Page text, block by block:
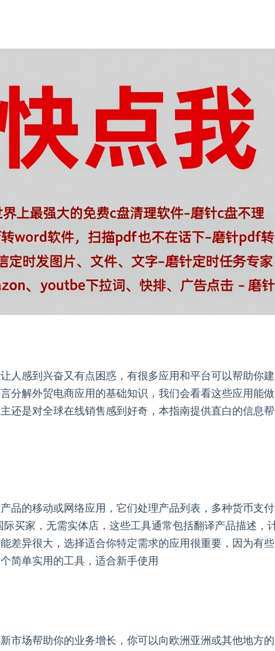
人感到兴奋又有点困惑，有很多应用和平台可以帮助你
分解外贸电商应用的基础知识，我们会看看这些应用能
还是对全球在线销售感到好奇，本指南提供直白的信息
品的移动或网络应用，它们处理产品列表，多种货币支
买家，无需实体店，这些工具通常包括翻译产品描述，
差异很大，选择适合你特定需求的应用很重要，因为有
简单实用的工具，适合新手使用
市场帮助你的业务增长，你可以向欧洲亚洲或其他地方